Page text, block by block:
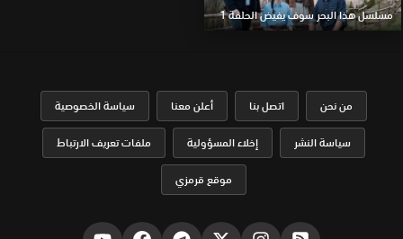
مسلسل هذا البحر سوف يفيض الحلقة 1
من نحن اتصل بنا أعلن معنا
سياسة الخصوصية
سياسة النشر
إخلاء المسؤولية
ملفات تعريف الارتباط
موقع قرمزي